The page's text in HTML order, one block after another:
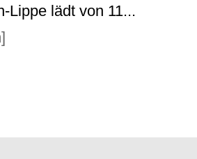
Lippe lädt von 11...